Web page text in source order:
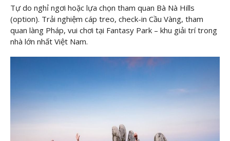
Tự do nghỉ ngơi hoặc lựa chọn tham quan Bà Nà Hills
(option). Trải nghiệm cáp treo, check-in Cầu Vàng, tham
quan làng Pháp, vui chơi tại Fantasy Park – khu giải trí trong
nhà lớn nhất Việt Nam.